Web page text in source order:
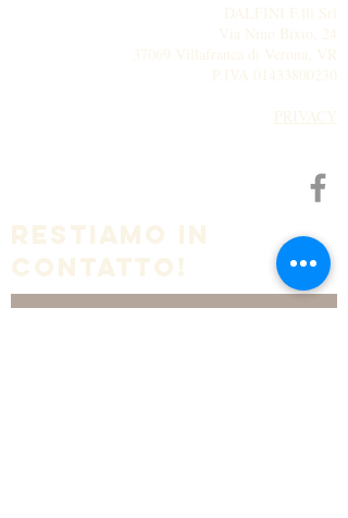
DALFINI F.lli Srl
Via Nino Bixio, 24
37069 Villafranca di Verona, VR
P.IVA 01433800230
PRIVACY
RESTiamo IN
CONTATTO!